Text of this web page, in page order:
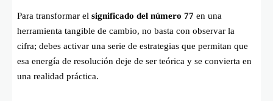
Para transformar el significado del número 77 en una
herramienta tangible de cambio, no basta con observar la
cifra; debes activar una serie de estrategias que permitan que
esa energía de resolución deje de ser teórica y se convierta en
una realidad práctica.